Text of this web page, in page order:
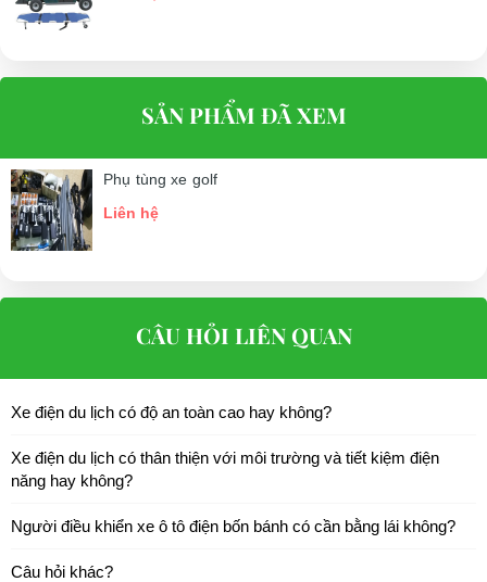
SẢN PHẨM ĐÃ XEM
Phụ tùng xe golf
Liên hệ
CÂU HỎI LIÊN QUAN
Xe điện du lịch có độ an toàn cao hay không?
Xe điện du lịch có thân thiện với môi trường và tiết kiệm điện
năng hay không?
Người điều khiển xe ô tô điện bốn bánh có cần bằng lái không?
Câu hỏi khác?